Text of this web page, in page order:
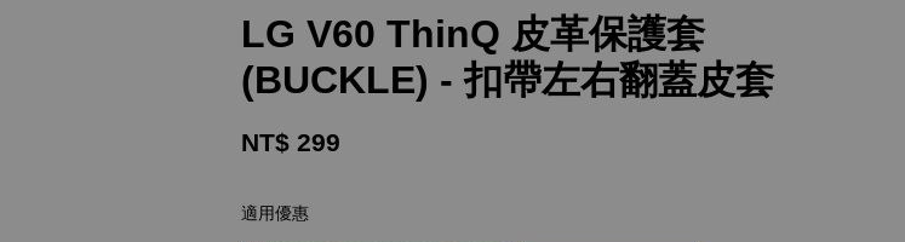
LG V60 ThinQ 皮革保護套
(BUCKLE) - 扣帶左右翻蓋皮套
NT$ 299
適用優惠